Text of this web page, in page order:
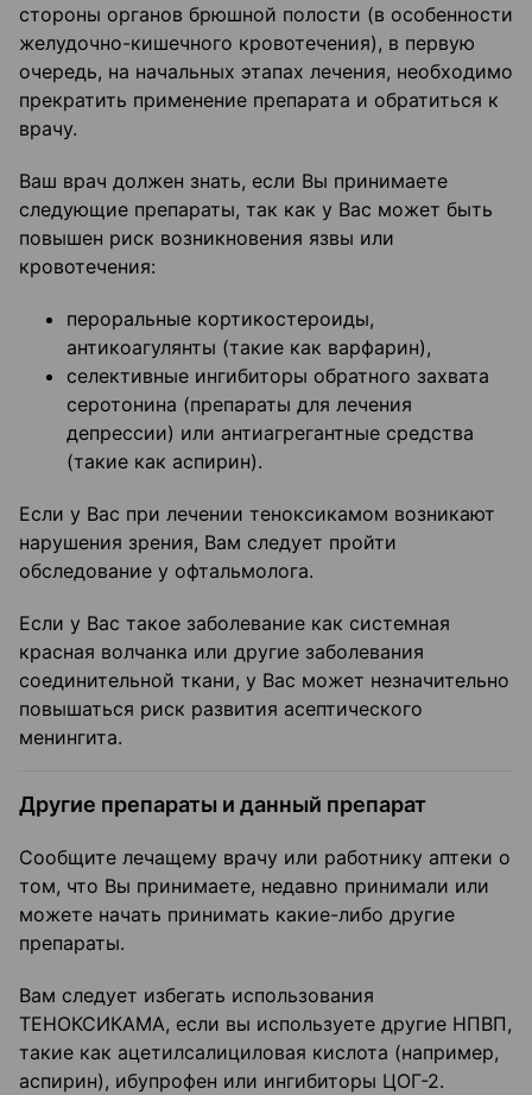
стороны органов брюшной полости (в особенности
желудочно-кишечного кровотечения), в первую
очередь, на начальных этапах лечения, необходимо
прекратить применение препарата и обратиться к
врачу.
Ваш врач должен знать, если Вы принимаете
следующие препараты, так как у Вас может быть
повышен риск возникновения язвы или
кровотечения:
пероральные кортикостероиды,
антикоагулянты (такие как варфарин),
селективные ингибиторы обратного захвата
серотонина (препараты для лечения
депрессии) или антиагрегантные средства
(такие как аспирин).
Если у Вас при лечении теноксикамом возникают
нарушения зрения, Вам следует пройти
обследование у офтальмолога.
Если у Вас такое заболевание как системная
красная волчанка или другие заболевания
соединительной ткани, у Вас может незначительно
повышаться риск развития асептического
менингита.
Другие препараты и данный препарат
Сообщите лечащему врачу или работнику аптеки о
том, что Вы принимаете, недавно принимали или
можете начать принимать какие-либо другие
препараты.
Вам следует избегать использования
ТЕНОКСИКАМА, если вы используете другие НПВП,
такие как ацетилсалициловая кислота (например,
аспирин), ибупрофен или ингибиторы ЦОГ-2.